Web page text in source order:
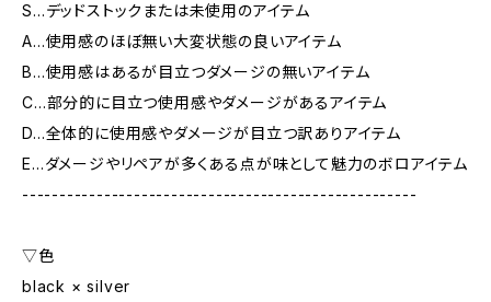
S…デッドストックまたは未使用のアイテム
A…使用感のほぼ無い大変状態の良いアイテム
B…使用感はあるが目立つダメージの無いアイテム
C…部分的に目立つ使用感やダメージがあるアイテム
D…全体的に使用感やダメージが目立つ訳ありアイテム
E…ダメージやリペアが多くある点が味として魅力のボロアイテム
-----------------------------------------------------
▽色
black × silver